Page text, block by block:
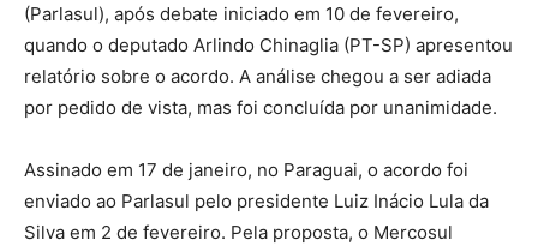
(Parlasul), após debate iniciado em 10 de fevereiro,
quando o deputado Arlindo Chinaglia (PT-SP) apresentou
relatório sobre o acordo. A análise chegou a ser adiada
por pedido de vista, mas foi concluída por unanimidade.
Assinado em 17 de janeiro, no Paraguai, o acordo foi
enviado ao Parlasul pelo presidente Luiz Inácio Lula da
Silva em 2 de fevereiro. Pela proposta, o Mercosul